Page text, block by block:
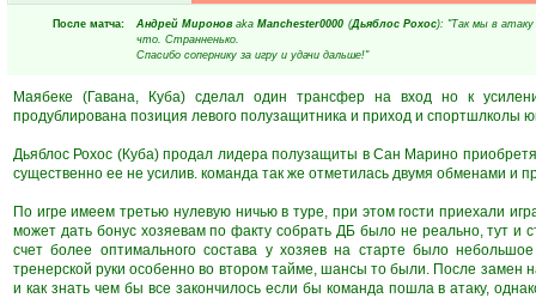
После матча: Андрей Миронов aka Manchester0000 (Дьяблос Рохос): "Так мы в атаку
что. Странненько.
Спасибо сопернику за игру и удачи дальше!"
Маябеке (Гавана, Куба) сделал один трансфер на вход но к
продублирована позиция левого полузащитника и приход и спортшлколы
Дьяблос Рохос (Куба) продал лидера полузащиты в Сан Марино
существенно ее не усилив. команда так же отметилась двумя обменами и
По игре имеем третью нулевую ничью в туре, при этом гости приехали
может дать бонус хозяевам по факту собрать ДБ было не реально, тут и
счет более оптимального состава у хозяев на старте было
тренерской руки особенно во втором тайме, шансы то были. После замен
и как знать чем бы все закончилось если бы команда пошла в атаку,